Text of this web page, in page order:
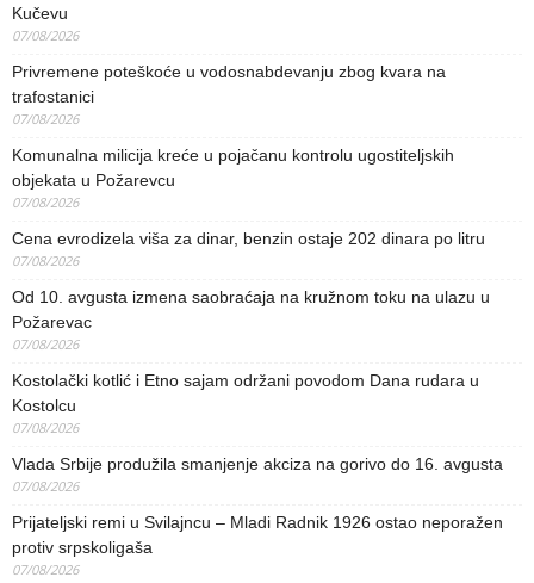
Kučevu
07/08/2026
Privremene poteškoće u vodosnabdevanju zbog kvara na
trafostanici
07/08/2026
Komunalna milicija kreće u pojačanu kontrolu ugostiteljskih
objekata u Požarevcu
07/08/2026
Cena evrodizela viša za dinar, benzin ostaje 202 dinara po litru
07/08/2026
Od 10. avgusta izmena saobraćaja na kružnom toku na ulazu u
Požarevac
07/08/2026
Kostolački kotlić i Etno sajam održani povodom Dana rudara u
Kostolcu
07/08/2026
Vlada Srbije produžila smanjenje akciza na gorivo do 16. avgusta
07/08/2026
Prijateljski remi u Svilajncu – Mladi Radnik 1926 ostao neporažen
protiv srpskoligaša
07/08/2026